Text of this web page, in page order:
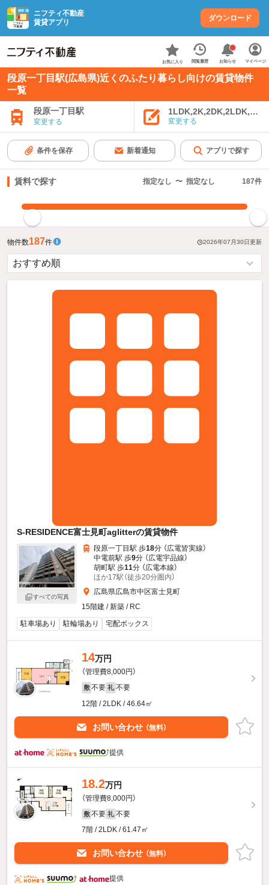
ニフティ不動産
賃貸アプリ
ダウンロード
お気に入り 閲覧履歴 お知らせ マイページ
段原一丁目駅(広島県)近くのふたり暮らし向けの賃貸物件
一覧
段原一丁目駅
変更する 変更する
条件を保存 新着通知 アプリで探す
賃料で探す 指定なし 〜 指定なし 187件
物件数187件 2026年07月30日更新
S-RESIDENCE富士見町aglitterの賃貸物件
すべての写真
段原一丁目駅 歩18分 （広電皆実線）
中電前駅 歩9分 （広電宇品線）
胡町駅 歩11分 （広電本線）
ほか17駅（徒歩20分圏内）
広島県広島市中区富士見町
15階建 / 新築 / RC
駐車場あり
駐輪場あり 宅配ボックス
14万円
（管理費8,000円）
敷 不要 礼 不要
12階 / 2LDK / 46.64㎡
お問い合わせ （無料）
提供
18.2万円
（管理費8,000円）
敷 不要 礼 不要
7階 / 2LDK / 61.47㎡
お問い合わせ （無料）
提供